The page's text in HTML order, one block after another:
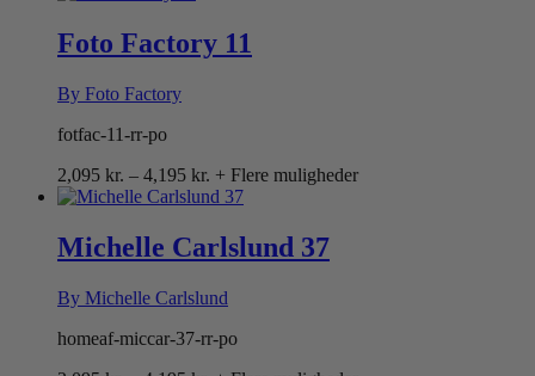
4,195 kr.
Foto Factory 11
By Foto Factory
fotfac-11-rr-po
2,095 kr. – 4,195 kr. Prisinterval:
2,095 kr.
4,195 kr.
+ Flere muligheder
Michelle Carlslund 37
By Michelle Carlslund
homeaf-miccar-37-rr-po